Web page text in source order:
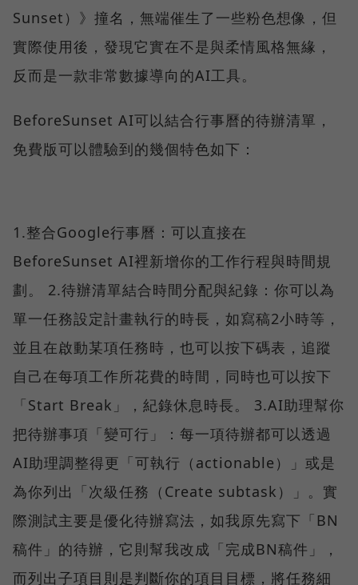
Sunset）》撞名，無端催生了一些粉色想像，但
實際使用後，發現它實在不是與柔情風格無緣，
反而是一款非常數據導向的AI工具。
BeforeSunset AI可以結合行事曆的待辦清單，
免費版可以體驗到的幾個特色如下：
1.整合Google行事曆：可以直接在
BeforeSunset AI裡新增你的工作行程與時間規
劃。 2.待辦清單結合時間分配與紀錄：你可以為
單一任務設定計畫執行的時長，如寫稿2小時等，
並且在啟動某項任務時，也可以按下碼表，追蹤
自己在每項工作所花費的時間，同時也可以按下
「Start Break」，紀錄休息時長。 3.AI助理幫你
把待辦事項「變可行」：每一項待辦都可以透過
AI助理調整得更「可執行（actionable）」或是
為你列出「次級任務（Create subtask）」。實
際測試主要是優化待辦寫法，如我原先寫下「BN
稿件」的待辦，它則幫我改成「完成BN稿件」，
而列出子項目則是判斷你的項目目標，將任務細